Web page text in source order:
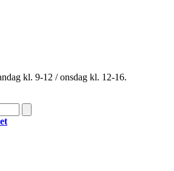
kl. 9-12 / onsdag kl. 12-16.